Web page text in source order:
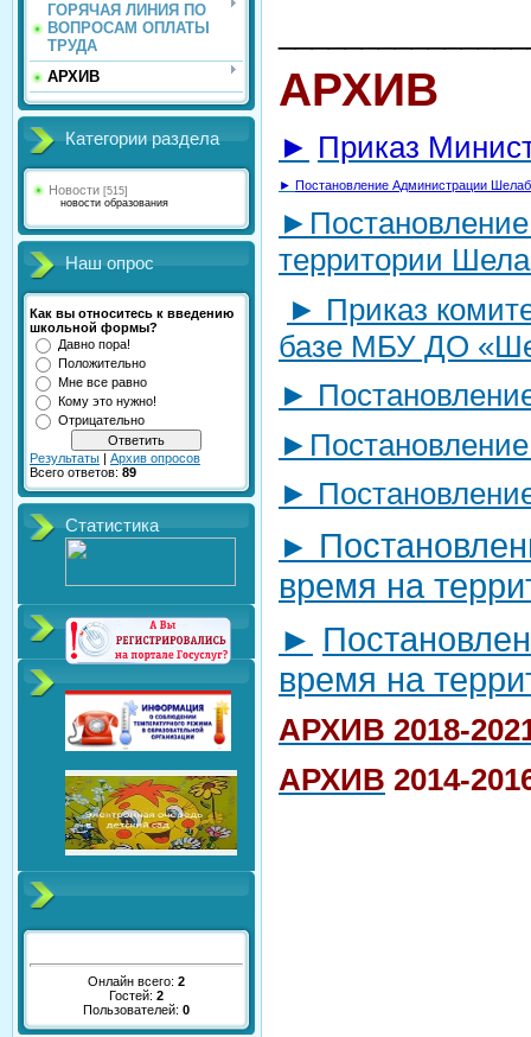
ГОРЯЧАЯ ЛИНИЯ ПО
ВОПРОСАМ ОПЛАТЫ
ТРУДА
АРХИВ
Категории раздела
Новости [515]
новости образования
Наш опрос
Как вы относитесь к введению
школьной формы?
Давно пора!
Положительно
Мне все равно
Кому это нужно!
Отрицательно
Результаты | Архив опросов
Всего ответов: 89
Статистика
Онлайн всего: 2
Гостей: 2
Пользователей: 0
АРХИВ
► Приказ
► Постановление Администрации
►
территории
► Приказ
базе МБУ ДО
►
►
►
►
время на
►
время на
АРХИВ 2018-
АРХИВ 2014-